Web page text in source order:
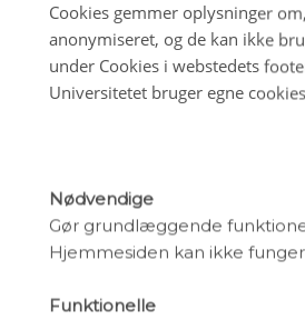
Vandmænd jager
På varme
havbunden for at gyde.
fisk. Men også sultne
Hvordan kan vi opnå
forstyrre dem? Svaret
intelligens, der
Jensen og Sussie Pagh
Cookies gemmer oplysninger
anonymiseret, og de kan ikke
under Cookies i webstedets
Universitetet bruger egne
Nødvendige
Gør grundlæggende
Hjemmesiden kan ikke
Funktionelle